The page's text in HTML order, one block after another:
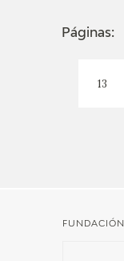
Páginas:
13